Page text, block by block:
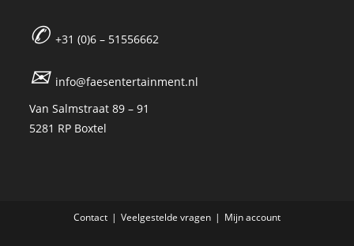
✆+31 (0)6 – 51556662
✉ info@faesentertainment.nl
Van Salmstraat 89 – 91
5281 RP Boxtel
Contact Veelgestelde vragen Mijn account